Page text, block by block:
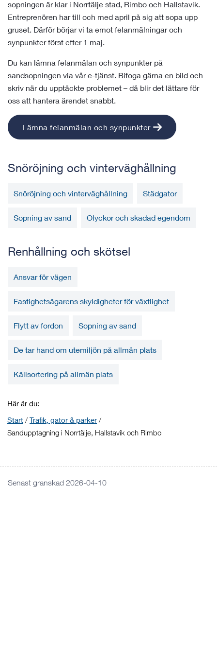
sopningen är klar i Norrtälje stad, Rimbo och Hallstavik.
Entreprenören har till och med april på sig att sopa upp
gruset. Därför börjar vi ta emot felanmälningar och
synpunkter först efter 1 maj.
Du kan lämna felanmälan och synpunkter på
sandsopningen via vår e-tjänst. Bifoga gärna en bild och
skriv när du upptäckte problemet – då blir det lättare för
oss att hantera ärendet snabbt.
Lämna felanmälan och synpunkter
Snöröjning och vinterväghållning
Snöröjning och vinterväghållning Städgator
Sopning av sand Olyckor och skadad egendom
Renhållning och skötsel
Ansvar för vägen
Fastighetsägarens skyldigheter för växtlighet
Flytt av fordon Sopning av sand
De tar hand om utemiljön på allmän plats
Källsortering på allmän plats
Här är du:
Start / Trafik, gator & parker /
Sandupptagning i Norrtälje, Hallstavik och Rimbo
Senast granskad 2026-04-10